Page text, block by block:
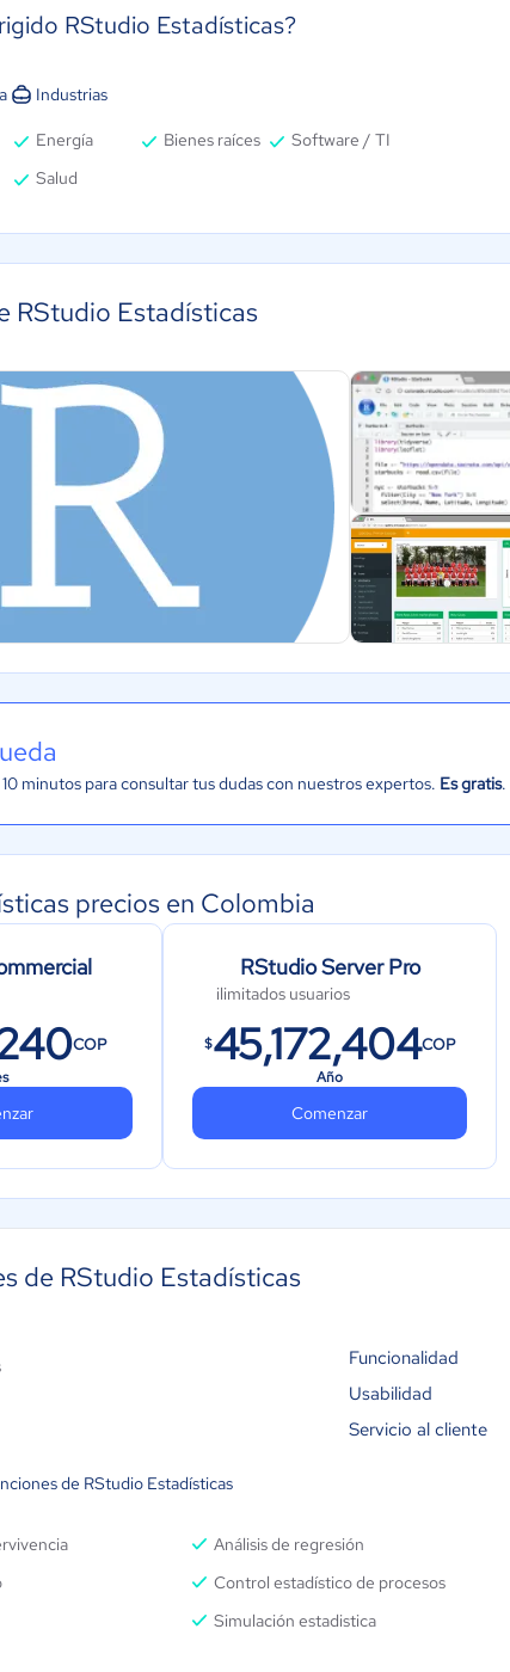
RStudio Estadísticas?
Industrias
Energía Bienes raíces
Software / TI
Salud
RStudio Estadísticas
minutos para consultar tus dudas con nuestros expertos. Es gratis.
precios en Colombia
COP
RStudio Server Pro
ilimitados usuarios
$45,172,404COP
Año
Comenzar
de RStudio Estadísticas
Funcionalidad
Usabilidad
Servicio al cliente
de RStudio Estadísticas
Análisis de regresión
Control estadístico de procesos
Simulación estadistica